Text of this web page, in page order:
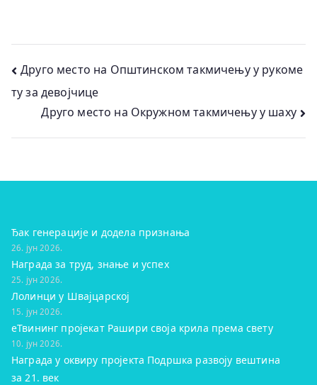
Кретање
чланка
Друго место на Општинском такмичењу у рукоме
ту за девојчице
Друго место на Окружном такмичењу у шаху
Ђак генерације и додела признања
26. јун 2026.
Награда за труд, знање и успех
25. јун 2026.
Лолинци у Швајцарској
15. јун 2026.
eТвининг пројекат Рашири своја крила према свету
10. јун 2026.
Награда у оквиру пројекта Подршка развоју вештина
за 21. век